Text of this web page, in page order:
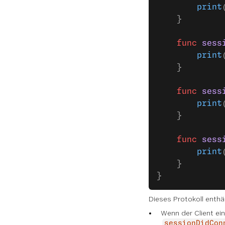
        print
    }
    func
        print
    }
    func
        print
    }
    func
        print
    }
}
Dieses Protokoll
Wenn der Client